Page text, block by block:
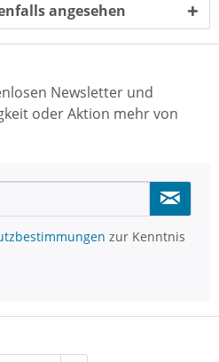
angesehen
Newsletter und
oder Aktion mehr von
zur Kenntnis